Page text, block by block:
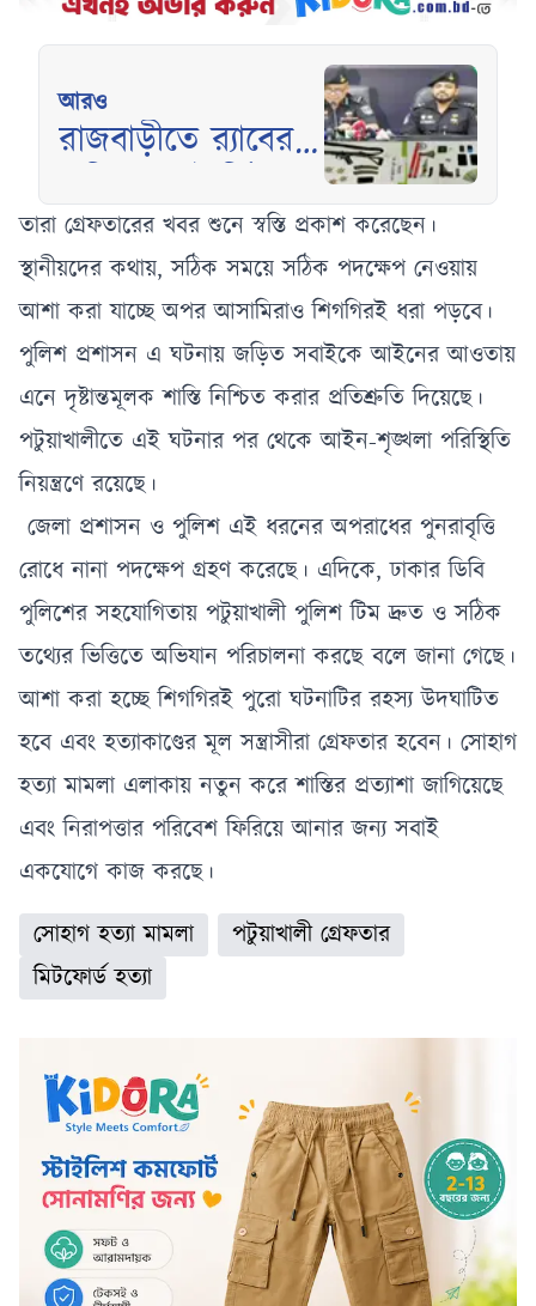
আরও
রাজবাড়ীতে র‍্যাবের
সাব-মেশিনগানসহ
গ্রেফতার ২
তারা গ্রেফতারের খবর শুনে স্বস্তি প্রকাশ করেছেন।
স্থানীয়দের কথায়, সঠিক সময়ে সঠিক পদক্ষেপ নেওয়ায়
আশা করা যাচ্ছে অপর আসামিরাও শিগগিরই ধরা পড়বে।
পুলিশ প্রশাসন এ ঘটনায় জড়িত সবাইকে আইনের আওতায়
এনে দৃষ্টান্তমূলক শাস্তি নিশ্চিত করার প্রতিশ্রুতি দিয়েছে।
পটুয়াখালীতে এই ঘটনার পর থেকে আইন-শৃঙ্খলা পরিস্থিতি
নিয়ন্ত্রণে রয়েছে।
জেলা প্রশাসন ও পুলিশ এই ধরনের অপরাধের পুনরাবৃত্তি
রোধে নানা পদক্ষেপ গ্রহণ করেছে। এদিকে, ঢাকার ডিবি
পুলিশের সহযোগিতায় পটুয়াখালী পুলিশ টিম দ্রুত ও সঠিক
তথ্যের ভিত্তিতে অভিযান পরিচালনা করছে বলে জানা গেছে।
আশা করা হচ্ছে শিগগিরই পুরো ঘটনাটির রহস্য উদঘাটিত
হবে এবং হত্যাকাণ্ডের মূল সন্ত্রাসীরা গ্রেফতার হবেন। সোহাগ
হত্যা মামলা এলাকায় নতুন করে শাস্তির প্রত্যাশা জাগিয়েছে
এবং নিরাপত্তার পরিবেশ ফিরিয়ে আনার জন্য সবাই
একযোগে কাজ করছে।
সোহাগ হত্যা মামলা
পটুয়াখালী গ্রেফতার
মিটফোর্ড হত্যা